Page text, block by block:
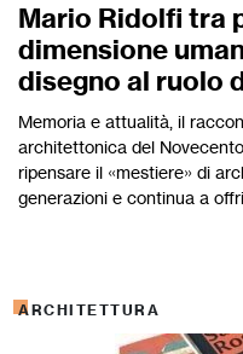
Mario Ridolfi tra
dimensione
disegno al ruolo
Memoria e attualità, il
architettonica del
ripensare il «mestiere» di
generazioni e continua a
ARCHITETTURA